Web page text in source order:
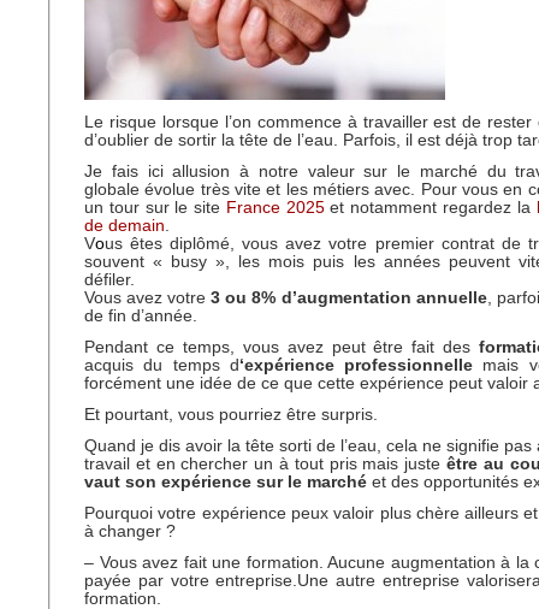
Le risque lorsque l’on commence à travailler est de
d’oublier de sortir la tête de l’eau. Parfois, il est déjà trop
Je fais ici allusion à notre valeur sur le marché du
globale évolue très vite et les métiers avec. Pour vous en
un tour sur le site France 2025et notamment regardez la
de demain.
Vous êtes diplômé, vous avez votre premier contrat de
souvent « busy », les mois puis les années peuvent
défiler.
Vous avez votre3 ou 8% d’augmentation annuelle,
de fin d’année.
Pendant ce temps, vous avez peut être fait des
acquis du temps d ‘expérience professionnelle mais
forcément une idée de ce que cette expérience peut valoir
Et pourtant, vous pourriez être surpris.
Quand je dis avoir la tête sorti de l’eau, cela ne signifie
travail et en chercher un à tout pris mais juste être au
vaut son expérience sur le marché et des opportunités
Pourquoi votre expérience peux valoir plus chère ailleurs
à changer ?
– Vous avez fait une formation. Aucune augmentation à la
payée par votre entreprise.Une autre entreprise
formation.